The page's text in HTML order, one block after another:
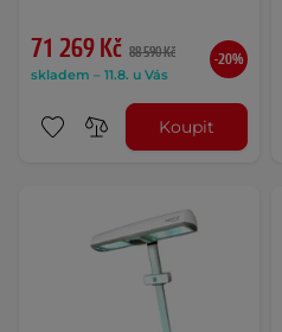
71 269 Kč 88 590 Kč
skladem – 11.8. u Vás
-20%
Koupit